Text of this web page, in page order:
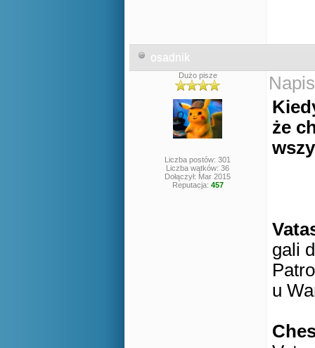
osadnik
Dużo pisze
Liczba postów: 301
Liczba wątków: 36
Dołączył: Mar 2015
Reputacja: 457
że
gali
u